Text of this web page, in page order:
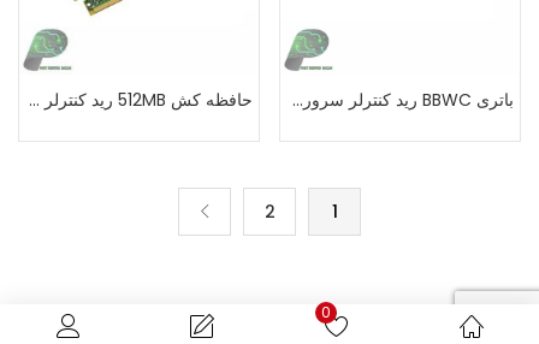
0
باتری BBWC رید کنترلر سرورG7 اچ پی حافظه کش 512MB رید کنترلر سرور اچ پی G7
1
2